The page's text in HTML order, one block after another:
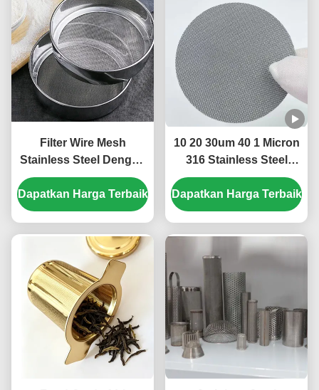
Filter Wire Mesh
Stainless Steel Dengan
Saringan Mesh Untuk
Filtrasi Sereal
Dapatkan Harga Terbaik
10 20 30um 40 1 Micron
316 Stainless Steel
Sintered Filter Mesh Plat
Berlubang
Dapatkan Harga Terbaik